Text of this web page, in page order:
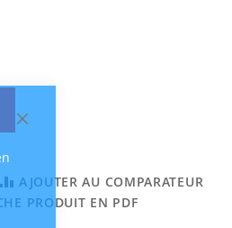
Fermer
AJOUTER AU COMPARATEUR
PRODUIT EN PDF